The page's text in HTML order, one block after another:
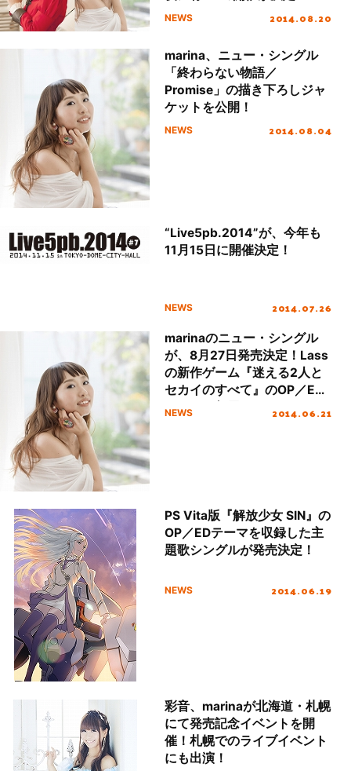
NEWS 2014.08.20
marina、ニュー・シングル
「終わらない物語／
Promise」の描き下ろしジャ
ケットを公開！
NEWS 2014.08.04
“Live5pb.2014”が、今年も
11月15日に開催決定！
NEWS 2014.07.26
marinaのニュー・シングル
が、8月27日発売決定！Lass
の新作ゲーム『迷える2人と
セカイのすべて』のOP／ED
テーマに起用！
NEWS 2014.06.21
PS Vita版『解放少女 SIN』の
OP／EDテーマを収録した主
題歌シングルが発売決定！
NEWS 2014.06.19
彩音、marinaが北海道・札幌
にて発売記念イベントを開
催！札幌でのライブイベント
にも出演！